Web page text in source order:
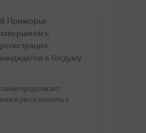
В Приморье
завершилась
регистрация
кандидатов в Госдуму
продолжают
и рассказывать о